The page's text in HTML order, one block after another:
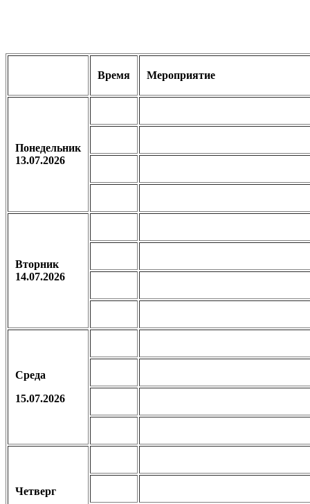
Время Мероприятие
Понедельник
13.07.2026
Вторник
14.07.2026
Среда
15.07.2026
Четверг